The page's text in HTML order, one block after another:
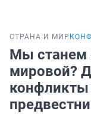
СТРАНА И МИР
Мы станем
мировой?
конфликты